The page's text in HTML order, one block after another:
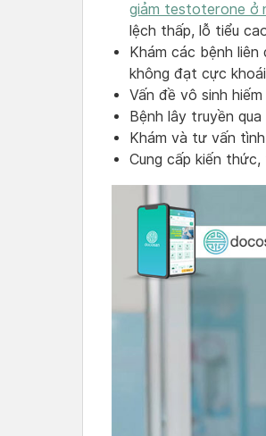
giảm testoterone ở
lệch thấp, lỗ tiểu
Khám các bệnh
không đạt cực
Vấn đề vô sinh hiếm
Bệnh lây truyền
Khám và tư vấn
Cung cấp kiến